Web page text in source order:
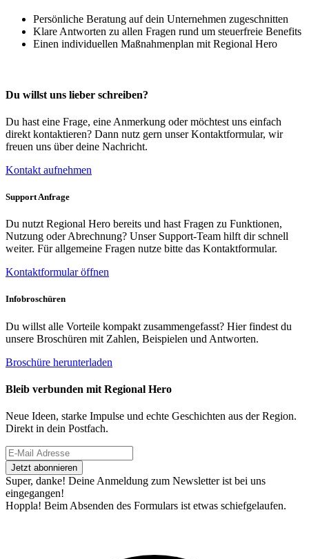
Persönliche Beratung auf dein Unternehmen zugeschnitten
Klare Antworten zu allen Fragen rund um steuerfreie Benefits
Einen individuellen Maßnahmenplan mit Regional Hero
Du willst uns lieber schreiben?
Du hast eine Frage, eine Anmerkung oder möchtest uns einfach
direkt kontaktieren? Dann nutz gern unser Kontaktformular, wir
freuen uns über deine Nachricht.
Kontakt aufnehmen
Support Anfrage
Du nutzt Regional Hero bereits und hast Fragen zu Funktionen,
Nutzung oder Abrechnung? Unser Support-Team hilft dir schnell
weiter. Für allgemeine Fragen nutze bitte das Kontaktformular.
Kontaktformular öffnen
Infobroschüren
Du willst alle Vorteile kompakt zusammengefasst? Hier findest du
unsere Broschüren mit Zahlen, Beispielen und Antworten.
Broschüre herunterladen
Bleib verbunden mit Regional Hero
Neue Ideen, starke Impulse und echte Geschichten aus der Region.
Direkt in dein Postfach.
Super, danke! Deine Anmeldung zum Newsletter ist bei uns
eingegangen!
Hoppla! Beim Absenden des Formulars ist etwas schiefgelaufen.